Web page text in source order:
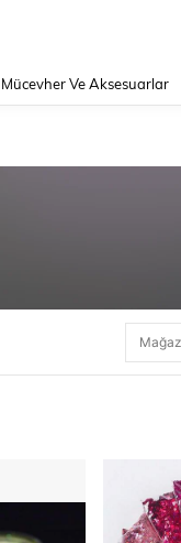
Mücevher Ve Aksesuarlar